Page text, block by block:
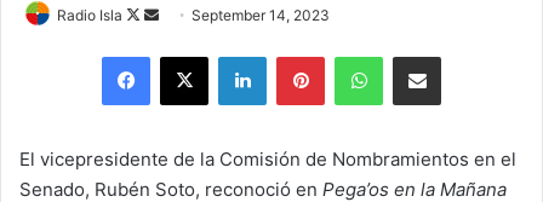
Radio Isla
Follow
Send
email
September 14, 2023
Facebook
X LinkedInPinterestWhatsAppShare via Email
El vicepresidente de la Comisión de Nombramientos en el
Senado, Rubén Soto, reconoció en Pega’os en la Mañana